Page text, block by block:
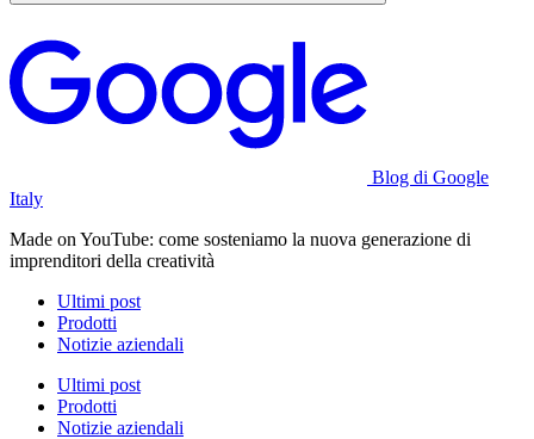
Blog di Google
Italy
Made on YouTube: come sosteniamo la nuova generazione di
imprenditori della creatività
Ultimi post
Prodotti
Notizie aziendali
Ultimi post
Prodotti
Notizie aziendali